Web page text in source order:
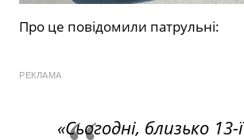
Про це повідомили патрульні:
РЕКЛАМА
«Сьогодні, близько 13-ї